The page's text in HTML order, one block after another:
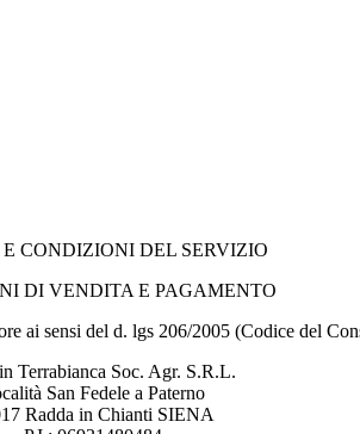
CONDIZIONI DEL SERVIZIO
DI VENDITA E PAGAMENTO
ai sensi del d. lgs 206/2005 (Codice del
Terrabianca Soc. Agr. S.R.L.
San Fedele a Paterno
Radda in Chianti SIENA